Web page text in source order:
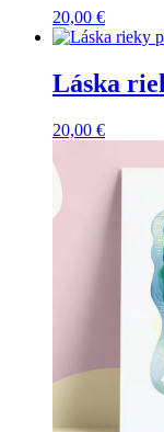
20,00 €
Láska
20,00 €